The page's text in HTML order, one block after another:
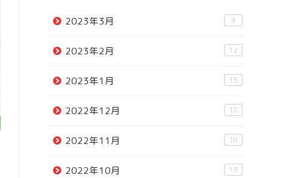
2023年3月 9
2023年2月 12
2023年1月 13
2022年12月 12
2022年11月 10
2022年10月 13